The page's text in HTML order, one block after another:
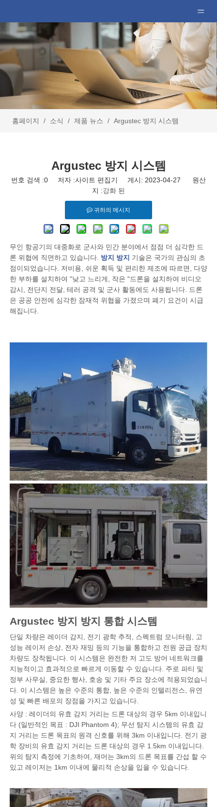
홈페이지 / 소식 / 제품 뉴스 / Argustec 방지 시스템
Argustec 방지 시스템
번호 검색 :0 저자 :사이트 편집기 게시: 2023-04-27 원산
지 :강화 된
귀하의 메시지
무인 항공기의 대중화로 군사와 민간 분야에서 점점 더 심각한 드
론 위협에 직면하고 있습니다. 방지 방지 기술은 국가의 관심의 초
점이되었습니다. 저비용, 쉬운 획득 및 편리한 제조에 따르면, 다양
한 부하를 설치하여 "낮고 느리게, 작은 "드론을 설치하여 비디오
감시, 전단지 전달, 테러 공격 및 군사 활동에도 사용됩니다. 드론
은 공공 안전에 심각한 잠재적 위협을 가졌으며 폐기 요건이 시급
해집니다.
Argustec 방지 방지 통합 시스템
단일 차량은 레이더 감지, 전기 광학 추적, 스펙트럼 모니터링, 고
성능 레이저 손상, 전자 재밍 등의 기능을 통합하고 전원 공급 장치
차량도 장착됩니다. 이 시스템은 완전한 저 고도 방어 네트워크를
지능적이고 효과적으로 빠르게 이동할 수 있습니다. 주로 파티 및
정부 사무실, 중요한 행사, 호송 및 기타 주요 장소에 적용되었습니
다. 이 시스템은 높은 수준의 통합, 높은 수준의 인텔리전스, 유연
성 및 빠른 배포의 장점을 가지고 있습니다.
사양 : 레이더의 유효 감지 거리는 드론 대상의 경우 5km 이내입니
다 (일반적인 목표 : DJI Phantom 4); 무선 탐지 시스템의 유효 감
지 거리는 드론 목표의 원격 신호를 위해 3km 이내입니다. 전기 광
학 장비의 유효 감지 거리는 드론 대상의 경우 1.5km 이내입니다.
위의 탐지 측정에 기초하여, 재머는 3km의 드론 목표를 간섭 할 수
있고 레이저는 1km 이내에 물리적 손상을 입을 수 있습니다.